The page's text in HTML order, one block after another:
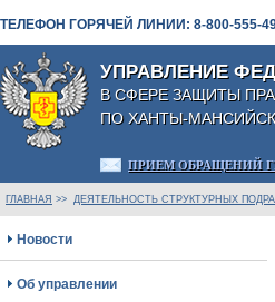
ТЕЛЕФОН ГОРЯЧЕЙ ЛИНИИ: 8-800-555-
УПРАВЛЕНИЕ
В СФЕРЕ ЗАЩИТЫ
ПО ХАНТЫ-
ПРИЕМ ОБРАЩЕНИЙ
ГЛАВНАЯ >> ДЕЯТЕЛЬНОСТЬ СТРУКТУРНЫХ
Новости
Об управлении